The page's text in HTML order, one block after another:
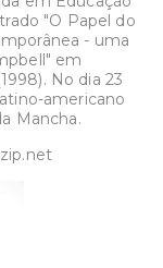
"O Papel do
- uma
em
No dia 23
americano
Mancha.